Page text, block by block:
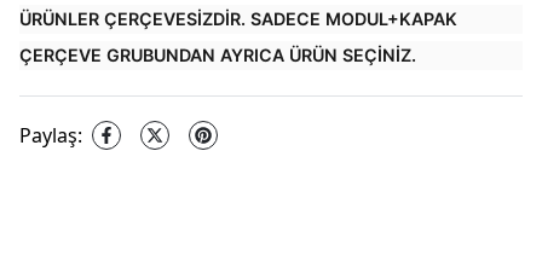
ÜRÜNLER ÇERÇEVESİZDİR. SADECE MODUL+KAPAK
ÇERÇEVE GRUBUNDAN AYRICA ÜRÜN SEÇİNİZ.
Paylaş: